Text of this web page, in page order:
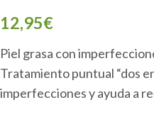
12,95€
Piel grasa con
Tratamiento puntual “dos
imperfecciones y ayuda a